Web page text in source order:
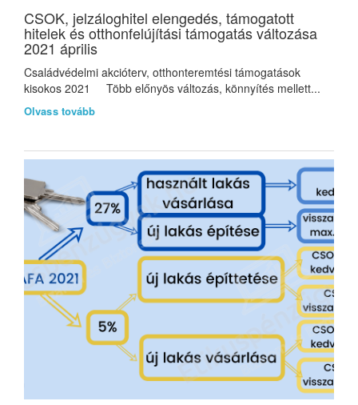
CSOK, jelzáloghitel elengedés, támogatott
hitelek és otthonfelújítási támogatás változása
2021 április
Családvédelmi akcióterv, otthonteremtési támogatások
kisokos 2021 Több előnyös változás, könnyítés mellett...
Olvass tovább